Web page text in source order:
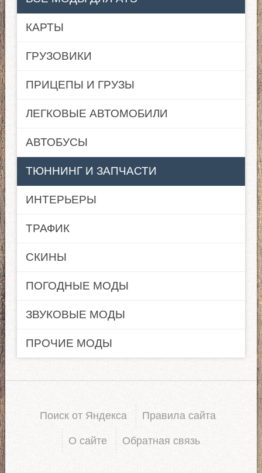
КАРТЫ
ГРУЗОВИКИ
ПРИЦЕПЫ И ГРУЗЫ
ЛЕГКОВЫЕ АВТОМОБИЛИ
АВТОБУСЫ
ТЮННИНГ И ЗАПЧАСТИ
ИНТЕРЬЕРЫ
ТРАФИК
СКИНЫ
ПОГОДНЫЕ МОДЫ
ЗВУКОВЫЕ МОДЫ
ПРОЧИЕ МОДЫ
Поиск от Яндекса Правила сайта
О сайте Обратная связь